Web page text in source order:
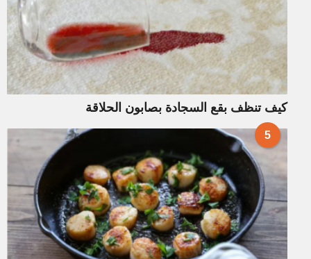
كيف تنظف بقع السجادة بصابون الحلاقة
5